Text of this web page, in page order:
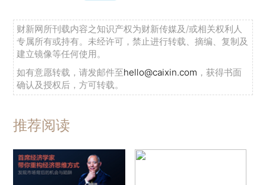
财新网所刊载内容之知识产权为财新传媒及/或相关权利人
专属所有或持有。未经许可，禁止进行转载、摘编、复制及
建立镜像等任何使用。
如有意愿转载，请发邮件至hello@caixin.com ，获得书面
确认及授权后，方可转载。
推荐阅读